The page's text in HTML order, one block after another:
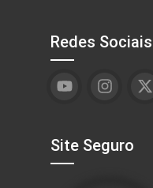
Redes Sociais
Site Seguro